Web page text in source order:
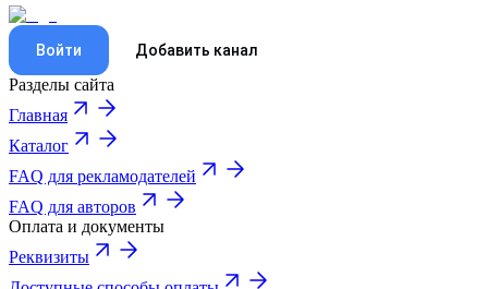
Войти Добавить канал
Разделы сайта
Главная
Каталог
FAQ для рекламодателей
FAQ для авторов
Оплата и документы
Реквизиты